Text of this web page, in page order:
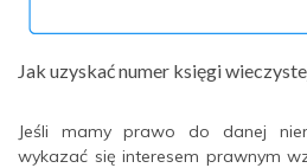
Jak uzyskać numer księgi
Jeśli mamy prawo do danej
wykazać się interesem prawnym